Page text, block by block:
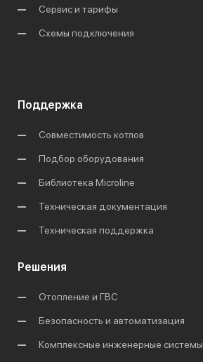
Сервис и тарифы
Схемы подключения
Поддержка
Совместимость котлов
Подбор оборудования
Библиотека Microline
Техническая документация
Техническая поддержка
Решения
Отопление и ГВС
Безопасность и автоматизация
Комплексные инженерные системы